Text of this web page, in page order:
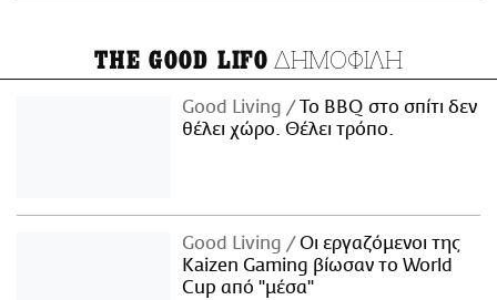
THE GOOD LIFO ΔΗΜΟΦΙΛΗ
Good Living
Το BBQ στο σπίτι δεν
θέλει χώρο. Θέλει τρόπο.
Good Living
Οι εργαζόμενοι της
Kaizen Gaming βίωσαν το World
Cup από "μέσα"